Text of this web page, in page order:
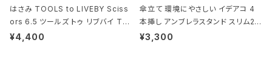
はさみ TOOLS to LIVEBY Sciss
ors 6.5 ツールズ トゥ リブバイ TL
010 シザーズ 6.5 ゴールド
¥4,400
傘立て 環境にやさしい イデアコ 4
本挿し アンブレラスタンド スリム2 i
deaco Umbrella Stand slim2 s
¥3,300